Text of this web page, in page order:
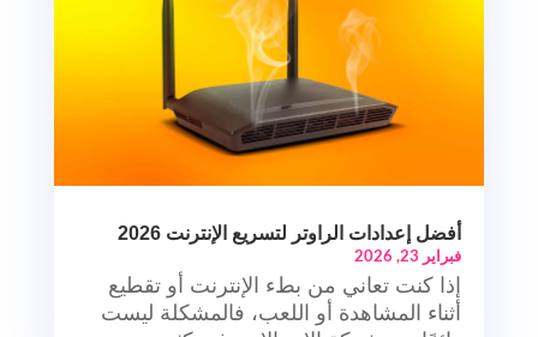
أفضل إعدادات الراوتر لتسريع الإنترنت 2026
فبراير 23, 2026
إذا كنت تعاني من بطء الإنترنت أو تقطيع
أثناء المشاهدة أو اللعب، فالمشكلة ليست